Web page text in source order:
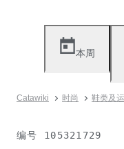
本周
Catawiki 时尚 鞋类及
编号 105321729